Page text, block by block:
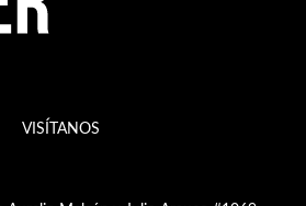
VISÍTANOS